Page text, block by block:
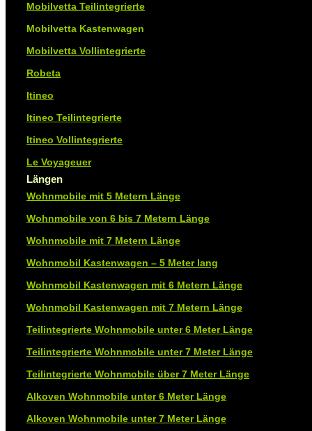
Mobilvetta Teilintegrierte
Mobilvetta Kastenwagen
Mobilvetta Vollintegrierte
Robeta
Itineo
Itineo Teilintegrierte
Itineo Vollintegrierte
Le Voyageuer
Längen
Wohnmobile mit 5 Metern Länge
Wohnmobile von 6 bis 7 Metern Länge
Wohnmobile mit 7 Metern Länge
Wohnmobil Kastenwagen – 5 Meter lang
Wohnmobil Kastenwagen mit 6 Metern Länge
Wohnmobil Kastenwagen mit 7 Metern Länge
Teilintegrierte Wohnmobile unter 6 Meter Länge
Teilintegrierte Wohnmobile unter 7 Meter Länge
Teilintegrierte Wohnmobile über 7 Meter Länge
Alkoven Wohnmobile unter 6 Meter Länge
Alkoven Wohnmobile unter 7 Meter Länge